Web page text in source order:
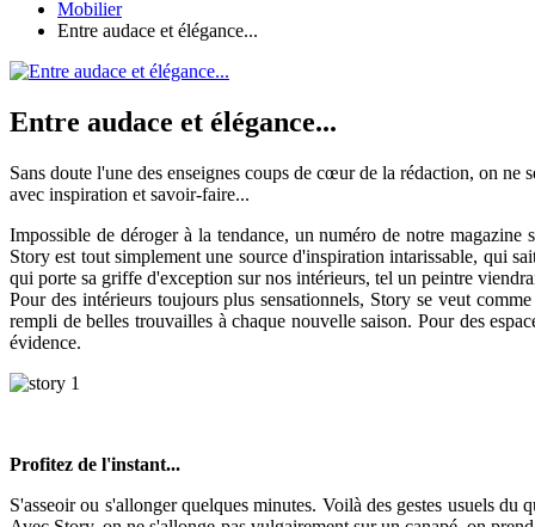
Mobilier
Entre audace et élégance...
Entre audace et élégance...
Sans doute l'une des enseignes coups de cœur de la rédaction, on ne
avec inspiration et savoir-faire...
Impossible de déroger à la tendance, un numéro de notre
Story est tout simplement une source d'inspiration intarissable, qui
qui porte sa griffe d'exception sur nos intérieurs, tel un peintre
Pour des intérieurs toujours plus sensationnels, Story se veut
rempli de belles trouvailles à chaque nouvelle saison. Pour des
évidence.
Profitez de l'instant...
S'asseoir ou s'allonger quelques minutes. Voilà des gestes usuels